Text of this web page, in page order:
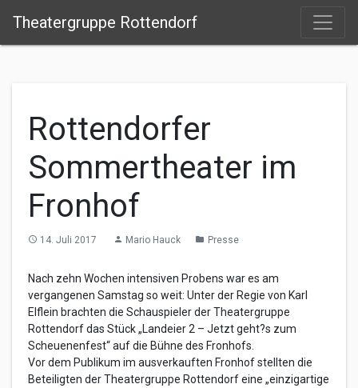
Theatergruppe Rottendorf
Rottendorfer
Sommertheater im
Fronhof
access_time 14. Juli 2017 person Mario Hauck folder Presse
Nach zehn Wochen intensiven Probens war es am
vergangenen Samstag so weit: Unter der Regie von Karl
Elflein brachten die Schauspieler der Theatergruppe
Rottendorf das Stück „Landeier 2 – Jetzt geht?s zum
Scheuenenfest“ auf die Bühne des Fronhofs.
Vor dem Publikum im ausverkauften Fronhof stellten die
Beteiligten der Theatergruppe Rottendorf eine „einzigartige